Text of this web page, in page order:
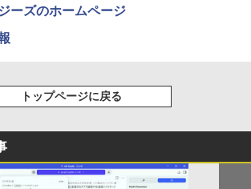
￥24,200
NVMe)/Win11Pro-64bit】【中古/送料無
料】※沖縄・離島を除く
￥32,980
￥9,930
ンチ 144Hz 1ms IPS フルHD ノングレア
非光沢 ブルーライトカット HDMI VGA
応 テレワーク 在宅勤務 法人向け オフィ
￥9,999
ちいかわ なんか小さくてかわいいやつ
（4）なんか小さくてためになる豆本付き
【2026年アップグレード版】AOKIMI ワイヤ
軽量 ブルートゥースHi-Fi 最大36時間再生 ぶ
るーとゅーす コードレス ENCノイズキャン
On My Road (Stadium ver.)
￥250
強炭酸水 ペットボトル 500ミリリットル (Sm
art Basic)
HUNTER×HUNTER モノクロ版 39 (ジャンプ
￥572
ーズのホームページ
トップページに戻る